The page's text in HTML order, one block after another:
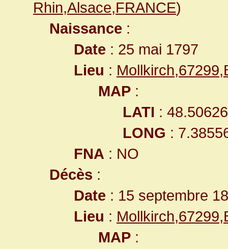
Rhin,Alsace,FRANCE)
Naissance :
Date : 25 mai 1797
Lieu :
MAP :
LATI :
LONG :
FNA : NO
Décès :
Date : 15 septembre
Lieu :
MAP :